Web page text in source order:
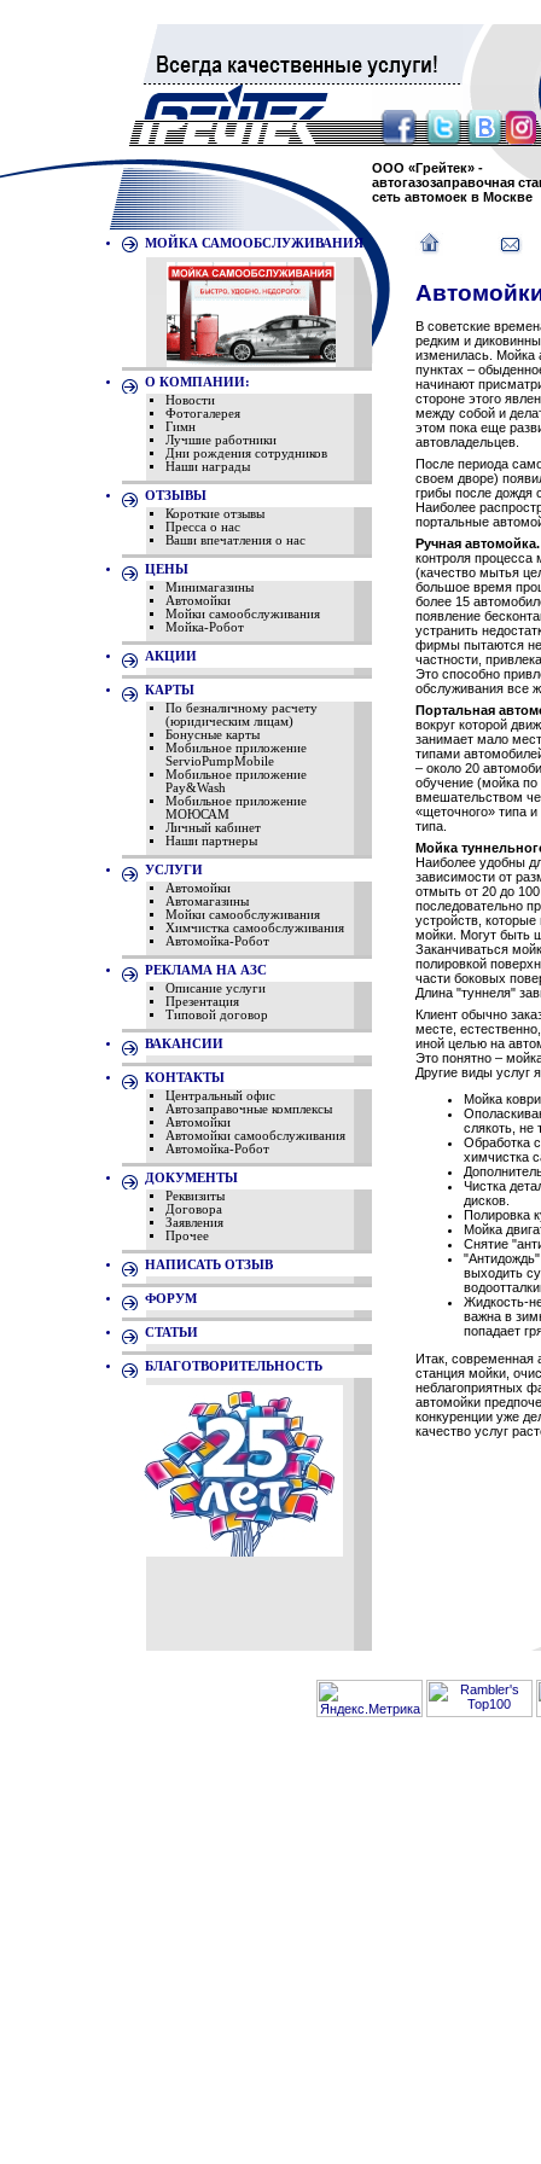
ООО «Грейтек» -
автогазозаправочная
сеть автомоек в Москве
МОЙКА САМООБСЛУЖИВАНИЯ
О КОМПАНИИ:
Новости
Фотогалерея
Гимн
Лучшие работники
Дни рождения сотрудников
Наши награды
ОТЗЫВЫ
Короткие отзывы
Пресса о нас
Ваши впечатления о нас
ЦЕНЫ
Минимагазины
Автомойки
Мойки самообслуживания
Мойка-Робот
АКЦИИ
КАРТЫ
По безналичному расчету
(юридическим лицам)
Бонусные карты
Мобильное приложение
ServioPumpMobile
Мобильное приложение
Pay&Wash
Мобильное приложение
МОЮСАМ
Личный кабинет
Наши партнеры
УСЛУГИ
Автомойки
Автомагазины
Мойки самообслуживания
Химчистка самообслуживания
Автомойка-Робот
РЕКЛАМА НА АЗС
Описание услуги
Презентация
Типовой договор
ВАКАНСИИ
КОНТАКТЫ
Центральный офис
Автозаправочные комплексы
Автомойки
Автомойки самообслуживания
Автомойка-Робот
ДОКУМЕНТЫ
Реквизиты
Договора
Заявления
Прочее
НАПИСАТЬ ОТЗЫВ
ФОРУМ
СТАТЬИ
БЛАГОТВОРИТЕЛЬНОСТЬ
В советские
редким и
изменилась. Мойка
пунктах –
начинают
стороне этого
между собой и
этом пока еще
автовладельцев.
После периода
своем дворе)
грибы после дождя
Наиболее
портальные
Ручная
контроля процесса
(качество мытья
большое время
более 15
появление
устранить
фирмы пытаются
частности,
Это способно
обслуживания все
Портальная
вокруг которой
занимает мало
типами
– около 20
обучение (мойка
вмешательством
«щеточного» типа
типа.
Мойка
Наиболее удобны
зависимости от
отмыть от 20 до
последовательно
устройств,
мойки. Могут быть
Заканчиваться
полировкой
части боковых
Длина "туннеля"
Клиент обычно
месте,
иной целью на
Это понятно –
Другие виды услуг
Мойка
слякоть, не
Обработка
химчистка
Чистка
дисков.
Полировка
Мойка
Снятие
выходить
Жидкость-
важна в
попадает
Итак, современная
станция мойки,
неблагоприятных
автомойки
конкуренции уже
качество услуг